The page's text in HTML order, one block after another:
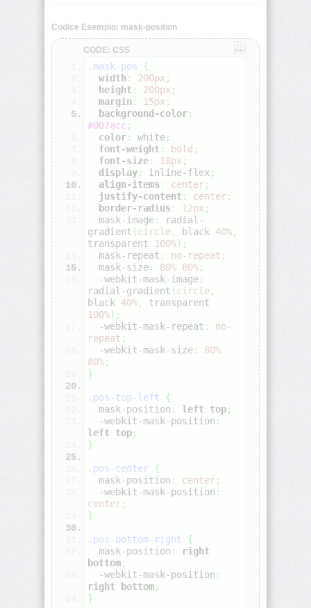
align-
items
align-
self
all
animation
animation-
delay
animation-
direction
animation-
duration
animation-
fill-
mode
animation-
iteration-
count
animation-
name
animation-
play-
state
animation-
timing-
function
aspect-
ratio
Codice Esempio: mask-position
CODE: CSS
.mask-pos
{
width : 200px ;
height : 200px ;
margin : 15px ;
background-color:
#007acc ;
color: white;
font-weight : bold ;
font-size: 18px ;
display: inline-flex ;
align-items : center;
justify-content : center;
border-radius : 12px ;
  mask-image
:
radial-
gradient (circle, black 40%,
transparent
100%) ;
  mask-repeat
: no-repeat ;
  mask-size
: 80% 80%;
  -webkit-mask-image
:
radial-gradient (circle,
black
40%,
transparent
100%) ;
  -webkit-mask-repeat
:
no-
repeat ;
  -webkit-mask-size
:
80%
80%;
}
.pos-top-left
{
  mask-position
: left top;
  -webkit-mask-position
:
left
top;
}
.pos-center {
  mask-position
: center;
  -webkit-mask-position
:
center;
}
.pos-bottom-right
{
  mask-position
:
right
bottom;
  -webkit-mask-position
:
right
bottom;
}